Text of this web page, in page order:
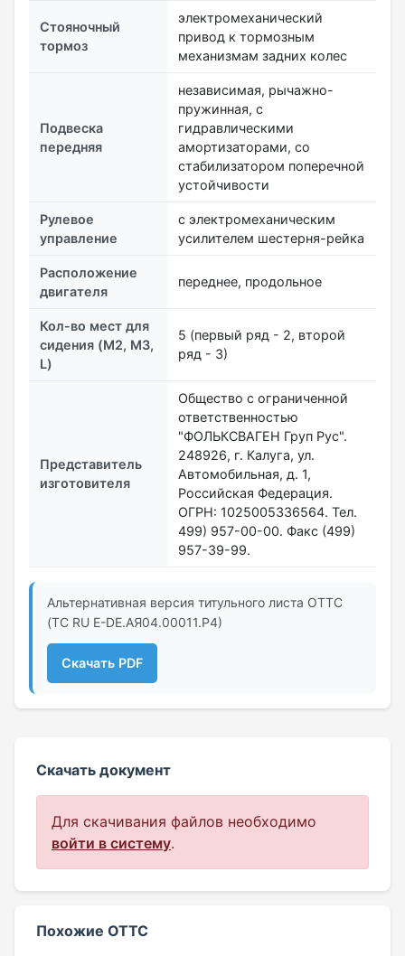
Стояночный
тормоз
электромеханический
привод к тормозным
механизмам задних колес
Подвеска
передняя
независимая, рычажно-
пружинная, с
гидравлическими
амортизаторами, со
стабилизатором поперечной
устойчивости
Рулевое
управление
с электромеханическим
усилителем шестерня-рейка
Расположение
двигателя
переднее, продольное
Кол-во мест для
сидения (M2, M3,
L)
5 (первый ряд - 2, второй
ряд - 3)
Представитель
изготовителя
Общество с ограниченной
ответственностью
"ФОЛЬКСВАГЕН Груп Рус".
248926, г. Калуга, ул.
Автомобильная, д. 1,
Российская Федерация.
ОГРН: 1025005336564. Тел.
499) 957-00-00. Факс (499)
957-39-99.
Альтернативная версия титульного листа ОТТС
(ТС RU Е-DE.АЯ04.00011.Р4)
Скачать PDF
Скачать документ
Для скачивания файлов необходимо
войти в систему.
Похожие ОТТС